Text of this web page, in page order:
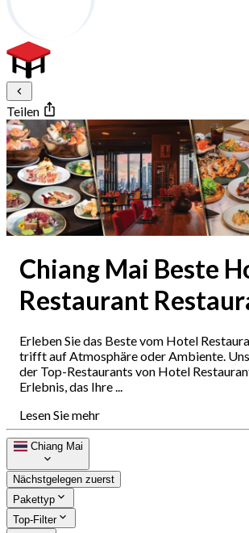
Teilen
Chiang Mai Beste
Restaurant
Erleben Sie das Beste vom Hotel
trifft auf Atmosphäre oder Ambiente.
der Top-Restaurants von Hotel
Erlebnis, das Ihre ...
Lesen Sie mehr
Chiang Mai
Nächstgelegen zuerst
Pakettyp
Top-Filter